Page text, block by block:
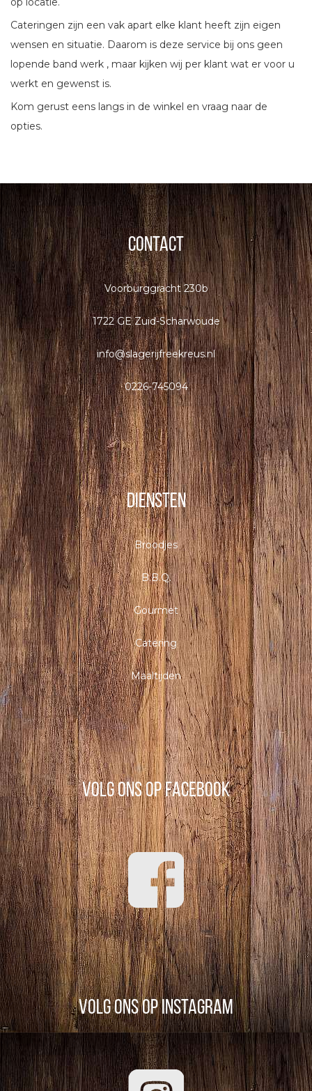
Cateringen zijn een vak apart elke klant heeft zijn eigen
wensen en situatie. Daarom is deze service bij ons geen
lopende band werk , maar kijken wij per klant wat er voor u
werkt en gewenst is.
Kom gerust eens langs in de winkel en vraag naar de
opties.
Contact
Voorburggracht 230b
1722 GE Zuid-Scharwoude
info@slagerijfreekreus.nl
0226-745094
Diensten
Broodjes
B.B.Q.
Gourmet
Catering
Maaltijden
Volg ons op Facebook
Volg ons op Instagram